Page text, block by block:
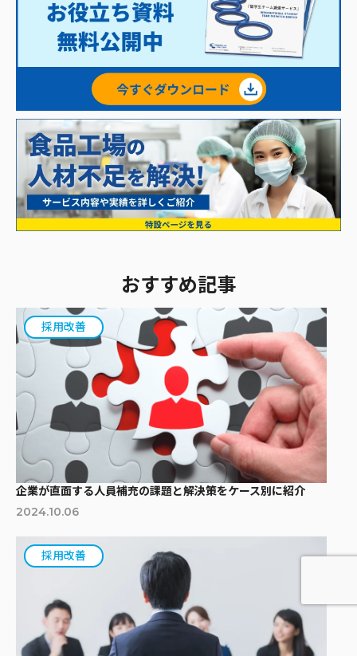
おすすめ記事
採用改善
企業が直面する人員補充の課題と解決策をケース別に紹介
2024.10.06
採用改善